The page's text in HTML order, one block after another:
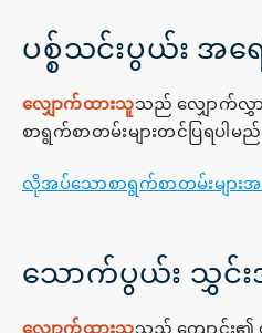
ပစ္စ်သင်းပွယ်း အရ
လျှောက်ထားသူသည် လျှောက်လွှာ
စာရွက်စာတမ်းများတင်ပြရပါမည်
လိုအပ်သောစာရွက်စာတမ်းမျာ
သောက်ပွယ်း သွှင်း
လျှောက်ထားသူသည် ကျောင်း၏